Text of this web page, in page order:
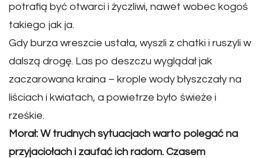
potrafią być otwarci i życzliwi, nawet wobec kogoś
takiego jak ja.
Gdy burza wreszcie ustała, wyszli z chatki i ruszyli w
dalszą drogę. Las po deszczu wyglądał jak
zaczarowana kraina – krople wody błyszczały na
liściach i kwiatach, a powietrze było świeże i
rześkie.
Morał: W trudnych sytuacjach warto polegać na
przyjaciołach i zaufać ich radom. Czasem